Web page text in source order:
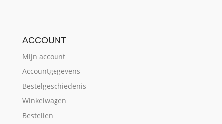
ACCOUNT
Mijn account
Accountgegevens
Bestelgeschiedenis
Winkelwagen
Bestellen